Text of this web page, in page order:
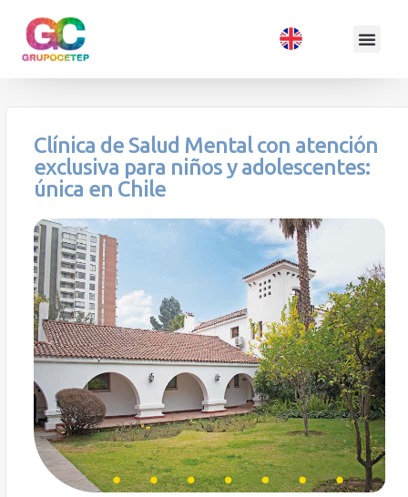
Clínica de Salud Mental con atención
exclusiva para niños y adolescentes:
única en Chile